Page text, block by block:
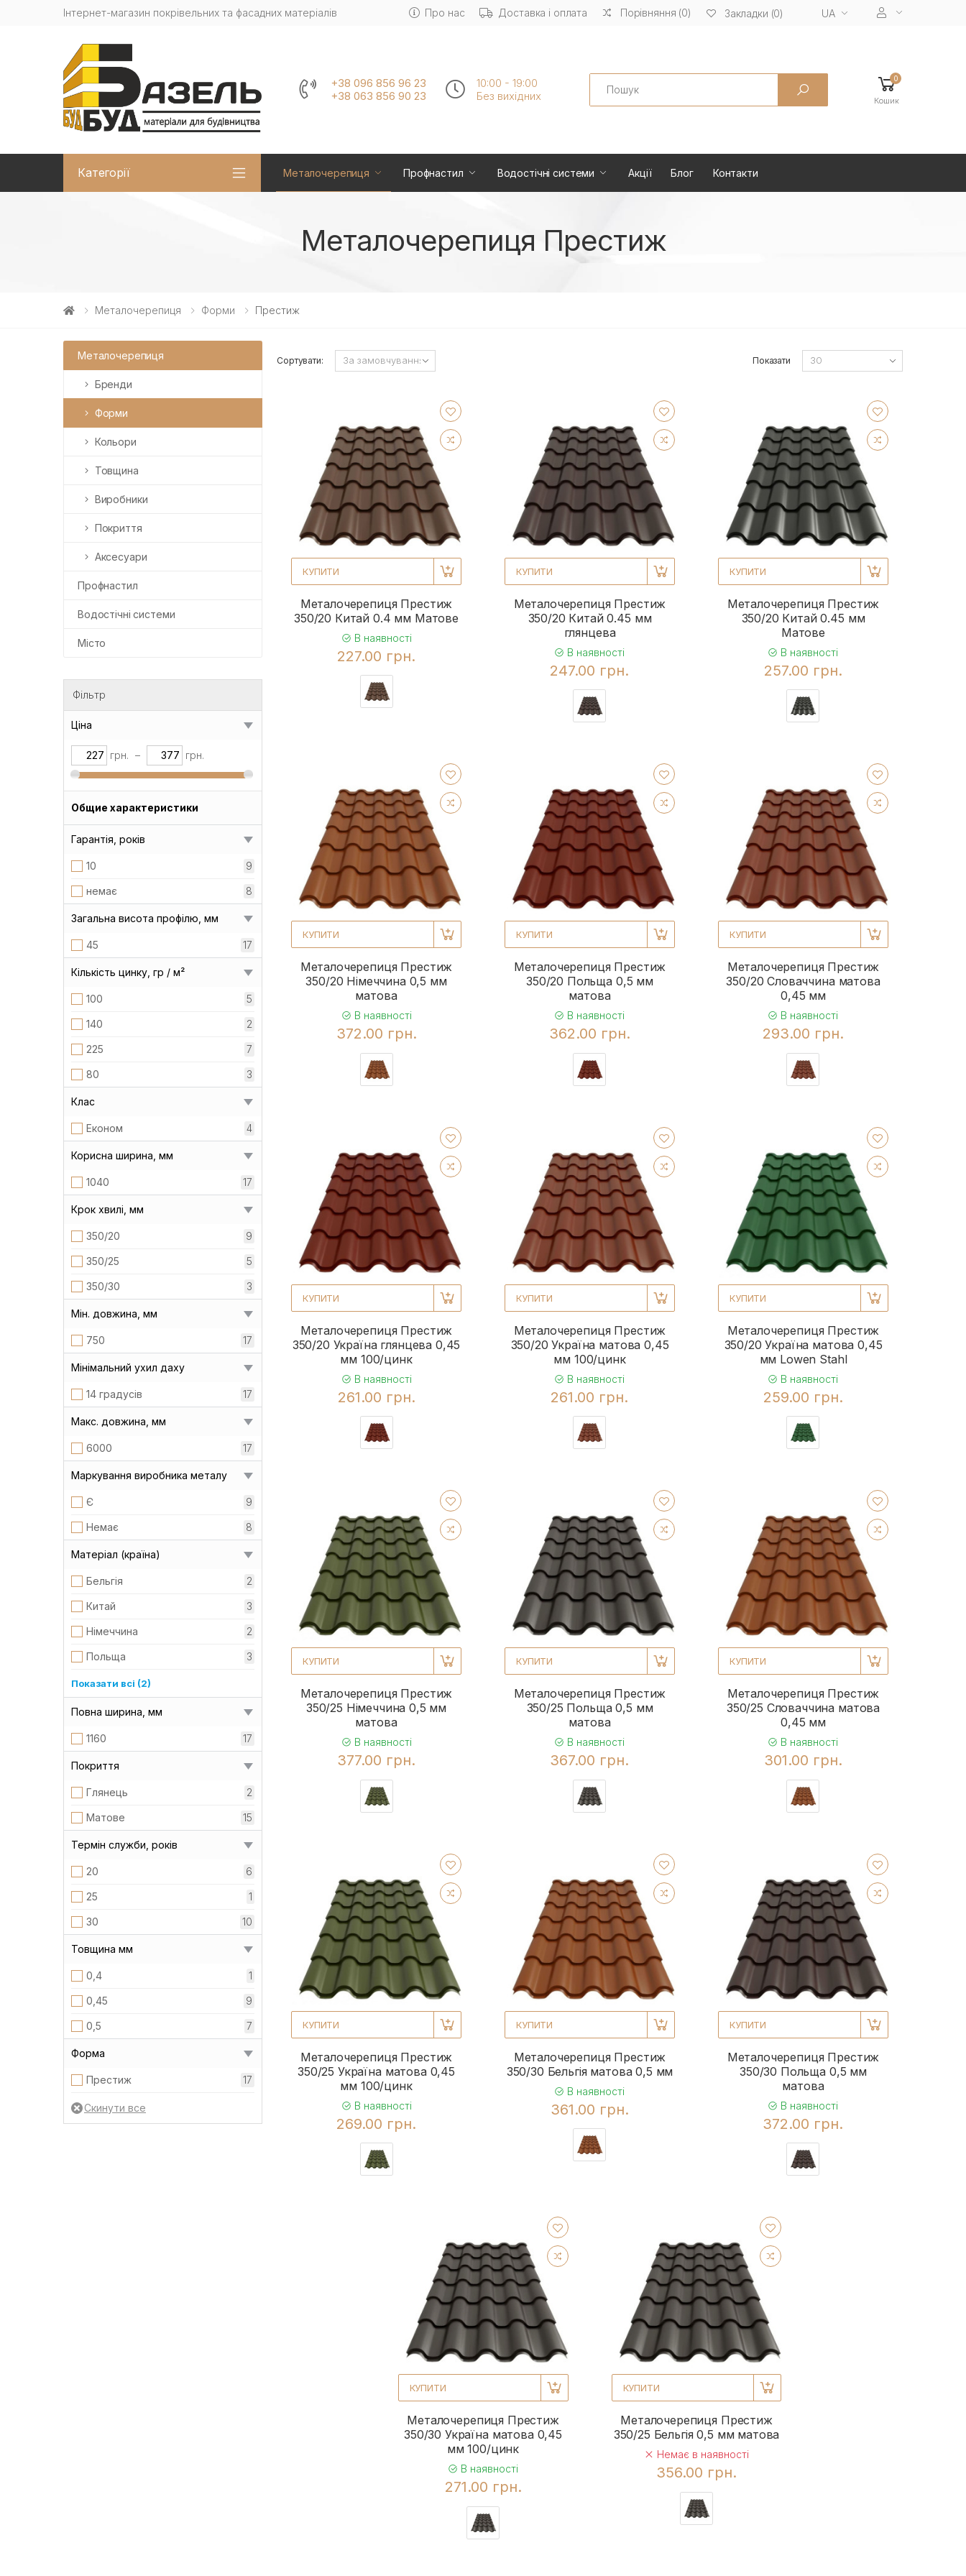
Інтернет-магазин покрівельних та фасадних матеріалів Про нас Доставка і оплата Порівняння (0) Закладки (0) UA
+38 096 856 96 23
+38 063 856 90 23
10:00 - 19:00
Без вихiдних
Search 0
Кошик
Категорії Металочерепиця Профнастил Водостічні системи Акції Блог Контакти
Металочерепиця Престиж
Металочерепиця Форми Престиж
Металочерепиця
Бренди
Форми
Кольори
Товщина
Виробники
Покриття
Аксесуари
Профнастил
Водостічні системи
Місто
Фільтр
Ціна
грн. – грн.
Общие характеристики
Гарантія, років
10 9
немає 8
Загальна висота профілю, мм
45 17
Кількість цинку, гр / м²
100 5
140 2
225 7
80 3
Клас
Економ 4
Корисна ширина, мм
1040 17
Крок хвилі, мм
350/20 9
350/25 5
350/30 3
Мін. довжина, мм
750 17
Мінімальний ухил даху
14 градусів 17
Макс. довжина, мм
6000 17
Маркування виробника металу
Є 9
Немає 8
Матеріал (країна)
Бельгія 2
Китай 3
Німеччина 2
Польща 3
Словаччина
5
Показати всі (2)
Повна ширина, мм
1160 17
Покриття
Глянець 2
Матове 15
Термін служби, років
20 6
25 1
30 10
Товщина мм
0,4 1
0,45 9
0,5 7
Форма
Престиж 17
Сортувати: Показати
КУПИТИ
Металочерепиця Престиж
350/20 Китай 0.4 мм Матове
В наявності
227.00 грн.
КУПИТИ
Металочерепиця Престиж
350/20 Китай 0.45 мм
глянцева
В наявності
247.00 грн.
КУПИТИ
Металочерепиця Престиж
350/20 Китай 0.45 мм
Матове
В наявності
257.00 грн.
КУПИТИ
Металочерепиця Престиж
350/20 Німеччина 0,5 мм
матова
В наявності
372.00 грн.
КУПИТИ
Металочерепиця Престиж
350/20 Польща 0,5 мм
матова
В наявності
362.00 грн.
КУПИТИ
Металочерепиця Престиж
350/20 Словаччина матова
0,45 мм
В наявності
293.00 грн.
КУПИТИ
Металочерепиця Престиж
350/20 Україна глянцева 0,45
мм 100/цинк
В наявності
261.00 грн.
КУПИТИ
Металочерепиця Престиж
350/20 Україна матова 0,45
мм 100/цинк
В наявності
261.00 грн.
КУПИТИ
Металочерепиця Престиж
350/20 Україна матова 0,45
мм Lowen Stahl
В наявності
259.00 грн.
КУПИТИ
Металочерепиця Престиж
350/25 Німеччина 0,5 мм
матова
В наявності
377.00 грн.
КУПИТИ
Металочерепиця Престиж
350/25 Польща 0,5 мм
матова
В наявності
367.00 грн.
КУПИТИ
Металочерепиця Престиж
350/25 Словаччина матова
0,45 мм
В наявності
301.00 грн.
КУПИТИ
Металочерепиця Престиж
350/25 Україна матова 0,45
мм 100/цинк
В наявності
269.00 грн.
КУПИТИ
Металочерепиця Престиж
350/30 Бельгія матова 0,5 мм
В наявності
361.00 грн.
КУПИТИ
Металочерепиця Престиж
350/30 Польща 0,5 мм
матова
В наявності
372.00 грн.
КУПИТИ
Металочерепиця Престиж
350/30 Україна матова 0,45
мм 100/цинк
В наявності
271.00 грн.
КУПИТИ
Металочерепиця Престиж
350/25 Бельгія 0,5 мм матова
Немає в наявності
356.00 грн.